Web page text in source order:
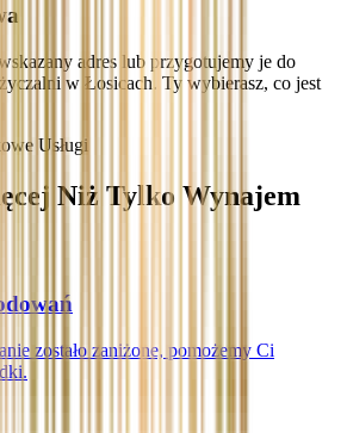
adres lub przygotujemy je do
w Łosicach. Ty wybierasz, co jest
Usługi
Niż Tylko Wynajem
zostało zaniżone, pomożemy Ci